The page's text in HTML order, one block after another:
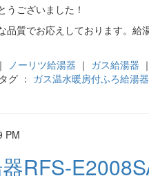
うございました！
品質でお応えしております。
｜ ノーリツ給湯器 ｜ ガス給湯器 ｜
グ ： ガス温水暖房付ふろ給湯器
PM
RFS-